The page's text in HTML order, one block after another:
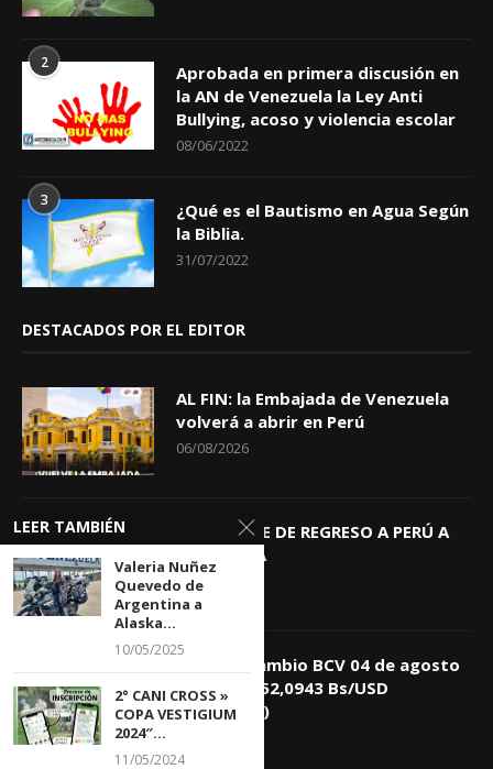
2
Aprobada en primera discusión en
la AN de Venezuela la Ley Anti
Bullying, acoso y violencia escolar
08/06/2022
3
¿Qué es el Bautismo en Agua Según
la Biblia.
31/07/2022
DESTACADOS POR EL EDITOR
AL FIN: la Embajada de Venezuela
volverá a abrir en Perú
06/08/2026
KEIKO TRAE DE REGRESO A PERÚ A
GIOVANNA
04/08/2026
Tasa de Cambio BCV 04 de agosto
de 2026: 752,0943 Bs/USD
(+0,4418%)
LEER TAMBIÉN
Valeria Nuñez
Quevedo de
Argentina a
Alaska...
10/05/2025
2° CANI CROSS »
COPA VESTIGIUM
2024″...
11/05/2024